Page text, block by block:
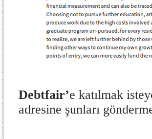
Debtfair’e katılmak
adresine şunları